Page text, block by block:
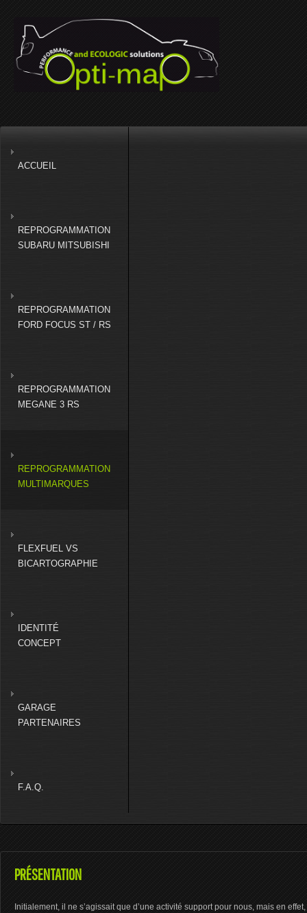
ACCUEIL
REPROGRAMMATION
SUBARU MITSUBISHI
REPROGRAMMATION
FORD FOCUS ST / RS
REPROGRAMMATION
MEGANE 3 RS
REPROGRAMMATION
MULTIMARQUES
FLEXFUEL VS
BICARTOGRAPHIE
IDENTITÉ
CONCEPT
GARAGE
PARTENAIRES
F.A.Q.
PRÉSENTATION
Initialement, il ne s’agissait que d’une activité support pour nous, mais en